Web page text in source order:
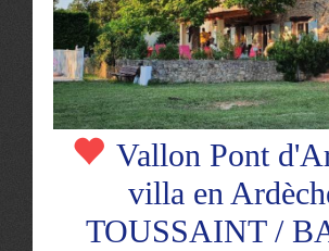
Vallon Pont
villa en
TOUSSAINT /